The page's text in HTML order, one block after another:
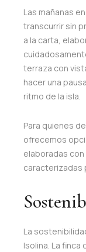
Las mañanas
transcurrir sin
a la carta,
terraza con
hacer una
ritmo de la isla.
Para quienes
ofrecemos
elaboradas
caracterizadas
La
Isolina. La